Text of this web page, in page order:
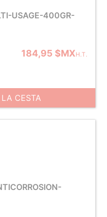
USAGE-400GR-
184,95 $MXH.T.
CESTA